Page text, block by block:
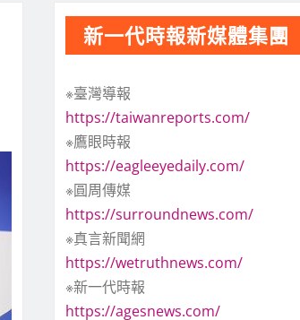
新一代時報新媒體集團
※臺灣導報
https://taiwanreports.com/
※鷹眼時報
https://eagleeyedaily.com/
※圓周傳媒
https://surroundnews.com/
※真言新聞網
https://wetruthnews.com/
※新一代時報
https://agesnews.com/